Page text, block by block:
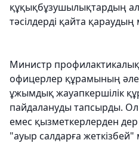
құқықбұзушылықтардың
тәсілдерді қайта
Министр
офицерлер құрамының
ұжымдық жауапкершілік
пайдалануды тапсырды.
емес қызметкерлерден дер
"ауыр салдарға жеткізбей"